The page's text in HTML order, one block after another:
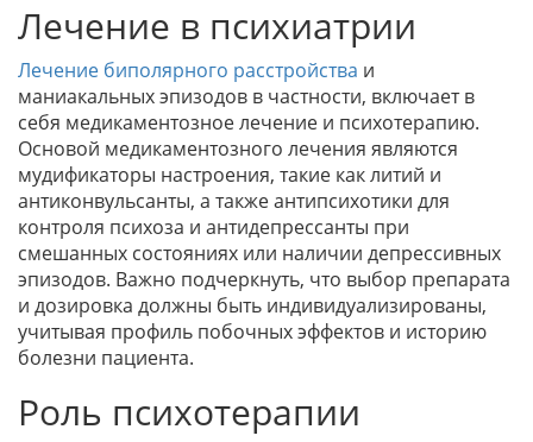
Лечение в психиатрии
Лечение биполярного расстройства и
маниакальных эпизодов в частности, включает в
себя медикаментозное лечение и психотерапию.
Основой медикаментозного лечения являются
мудификаторы настроения, такие как литий и
антиконвульсанты, а также антипсихотики для
контроля психоза и антидепрессанты при
смешанных состояниях или наличии депрессивных
эпизодов. Важно подчеркнуть, что выбор препарата
и дозировка должны быть индивидуализированы,
учитывая профиль побочных эффектов и историю
болезни пациента.
Роль психотерапии